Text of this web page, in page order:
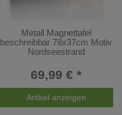
Metall Magnettafel
beschreibbar 78x37cm Motiv
Nordseestrand
69,99 € *
Artikel anzeigen